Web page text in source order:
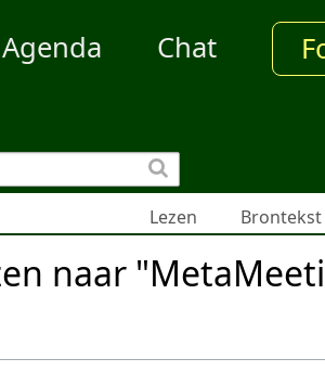
Agenda Chat
Lezen
naar